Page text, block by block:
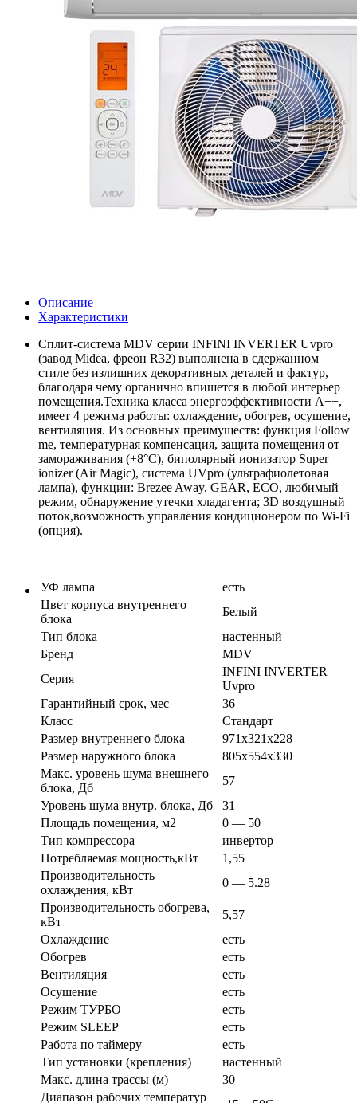
Описание
Характеристики
Сплит-система MDV серии INFINI INVERTER Uvpro
(завод Midea, фреон R32) выполнена в сдержанном
стиле без излишних декоративных деталей и фактур,
благодаря чему органично впишется в любой интерьер
помещения.Техника класса энергоэффективности А++,
имеет 4 режима работы: охлаждение, обогрев, осушение,
вентиляция. Из основных преимуществ: функция Follow
me, температурная компенсация, защита помещения от
замораживания (+8°С), биполярный ионизатор Super
ionizer (Air Magic), система UVpro (ультрафиолетовая
лампа), функции: Brezee Away, GEAR, ECO, любимый
режим, обнаружение утечки хладагента; 3D воздушный
поток,возможность управления кондиционером по Wi-Fi
(опция).
УФ лампа
есть
Цвет корпуса внутреннего
блока
Белый
Тип блока
настенный
Бренд
MDV
Серия
INFINI INVERTER
Uvpro
Гарантийный срок, мес
36
Класс
Стандарт
Размер внутреннего блока
971х321х228
Размер наружного блока
805х554х330
Макс. уровень шума внешнего
блока, Дб
57
Уровень шума внутр. блока, Дб
31
Площадь помещения, м2
0 — 50
Тип компрессора
инвертор
Потребляемая мощность,кВт
1,55
Производительность
охлаждения, кВт
0 — 5.28
Производительность обогрева,
кВт
5,57
Охлаждение
есть
Обогрев
есть
Вентиляция
есть
Осушение
есть
Режим ТУРБО
есть
Режим SLEEP
есть
Работа по таймеру
есть
Тип установки (крепления)
настенный
Макс. длина трассы (м)
30
Диапазон рабочих температур